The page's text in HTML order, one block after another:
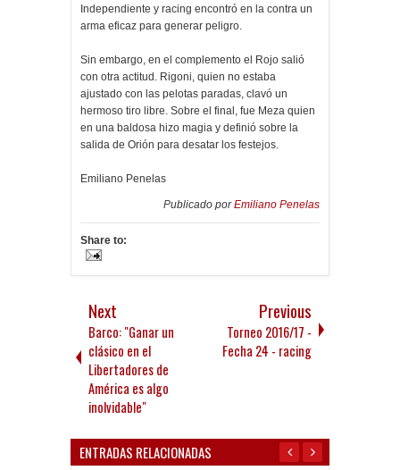
Independiente y racing encontró en la contra un
arma eficaz para generar peligro.
Sin embargo, en el complemento el Rojo salió
con otra actitud. Rigoni, quien no estaba
ajustado con las pelotas paradas, clavó un
hermoso tiro libre. Sobre el final, fue Meza quien
en una baldosa hizo magia y definió sobre la
salida de Orión para desatar los festejos.
Emiliano Penelas
Publicado porEmiliano Penelas
Share to:
Next
Barco: "Ganar un
clásico en el
Libertadores de
América es algo
inolvidable"
Previous
Torneo 2016/17 -
Fecha 24 - racing
ENTRADAS RELACIONADAS